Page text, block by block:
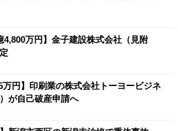
4,800万円】金子建設株式会社（見附
万円】印刷業の株式会社トーヨービジネ
が自己破産申請へ